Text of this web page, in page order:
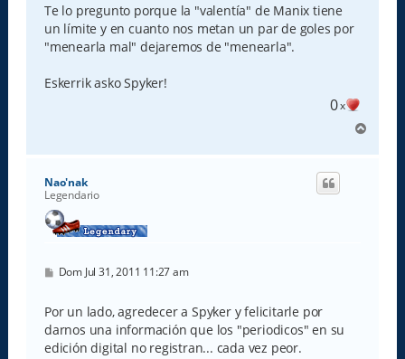
Te lo pregunto porque la "valentía" de Manix tiene
un límite y en cuanto nos metan un par de goles por
"menearla mal" dejaremos de "menearla".
Eskerrik asko Spyker!
0x
r
Nao'nak
Legendario
M
s
a
j
e
Dom Jul 31, 2011 11:27 am
Por un lado, agredecer a Spyker y felicitarle por
darnos una información que los "periodicos" en su
edición digital no registran... cada vez peor.